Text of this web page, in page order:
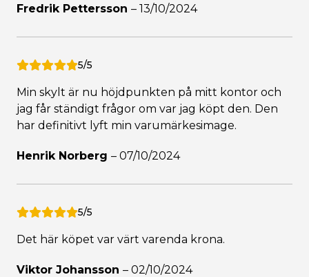
Fredrik Pettersson – 13/10/2024
5/5
Min skylt är nu höjdpunkten på mitt kontor och
jag får ständigt frågor om var jag köpt den. Den
har definitivt lyft min varumärkesimage.
Henrik Norberg – 07/10/2024
5/5
Det här köpet var värt varenda krona.
Viktor Johansson – 02/10/2024